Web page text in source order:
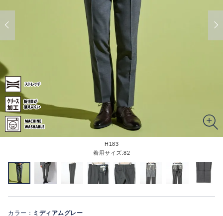
H183
着用サイズ:82
カラー： ミディアムグレー